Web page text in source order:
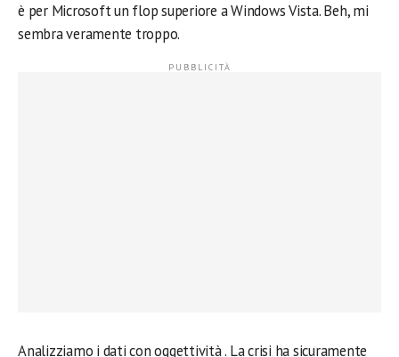
è per Microsoft un flop superiore a Windows Vista. Beh, mi
sembra veramente troppo.
Analizziamo i dati con oggettività . La crisi ha sicuramente